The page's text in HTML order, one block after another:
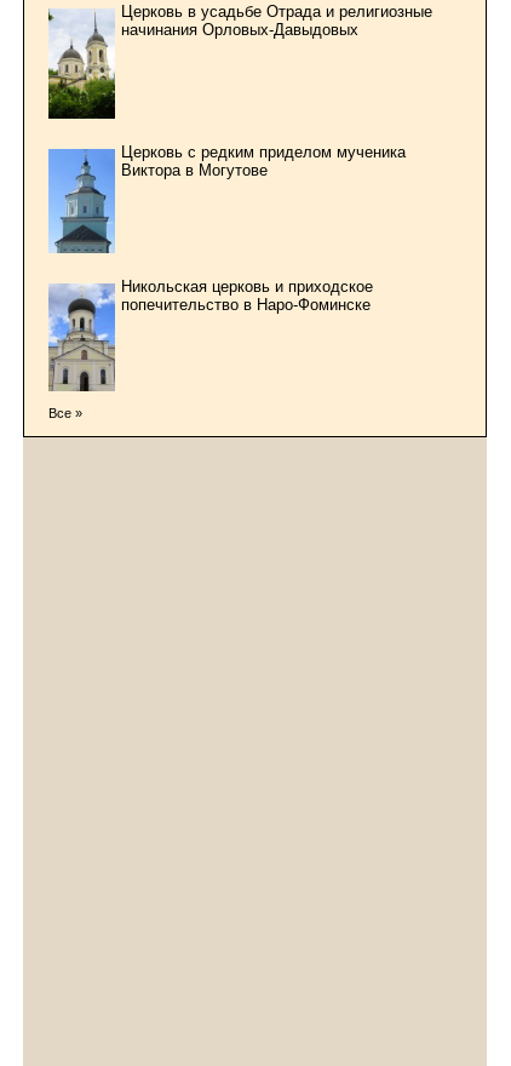
Церковь в усадьбе Отрада и религиозные
начинания Орловых-Давыдовых
Церковь с редким приделом мученика
Виктора в Могутове
Никольская церковь и приходское
попечительство в Наро-Фоминске
Все »